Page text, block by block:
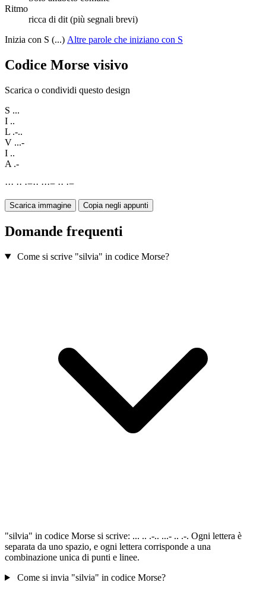
Ritmo
ricca di dit (più segnali brevi)
Inizia con S (...) Altre parole che iniziano con S
Codice Morse visivo
Scarica o condividi questo design
S ...
I ..
L .-..
V ...-
I ..
A .-
··· ·· ·−·· ···− ·· ·−
Scarica immagine Copia negli appunti
Domande frequenti
Come si scrive "silvia" in codice Morse?
"silvia" in codice Morse si scrive: ... .. .-.. ...- .. .-. Ogni lettera è
separata da uno spazio, e ogni lettera corrisponde a una
combinazione unica di punti e linee.
Come si invia "silvia" in codice Morse?